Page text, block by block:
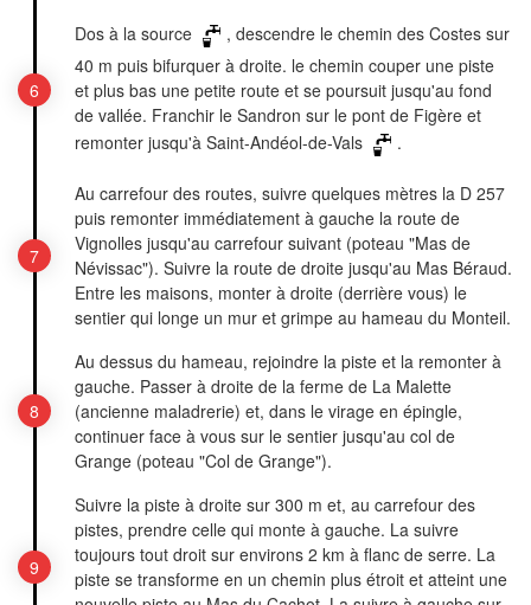
Dos à la source
, descendre le chemin des Costes sur
40 m puis bifurquer à droite. le chemin couper une piste
et plus bas une petite route et se poursuit jusqu'au fond
de vallée. Franchir le Sandron sur le pont de Figère et
remonter jusqu'à Saint-Andéol-de-Vals
.
Au carrefour des routes, suivre quelques mètres la D 257
puis remonter immédiatement à gauche la route de
Vignolles jusqu'au carrefour suivant (poteau "Mas de
Névissac"). Suivre la route de droite jusqu'au Mas Béraud.
Entre les maisons, monter à droite (derrière vous) le
sentier qui longe un mur et grimpe au hameau du Monteil.
Au dessus du hameau, rejoindre la piste et la remonter à
gauche. Passer à droite de la ferme de La Malette
(ancienne maladrerie) et, dans le virage en épingle,
continuer face à vous sur le sentier jusqu'au col de
Grange (poteau "Col de Grange").
Suivre la piste à droite sur 300 m et, au carrefour des
pistes, prendre celle qui monte à gauche. La suivre
toujours tout droit sur environs 2 km à flanc de serre. La
piste se transforme en un chemin plus étroit et atteint une